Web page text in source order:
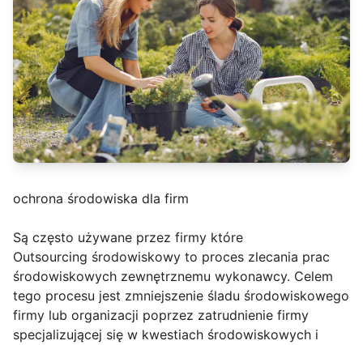
ochrona środowiska dla firm
Są często używane przez firmy które
Outsourcing środowiskowy to proces zlecania prac
środowiskowych zewnętrznemu wykonawcy. Celem
tego procesu jest zmniejszenie śladu środowiskowego
firmy lub organizacji poprzez zatrudnienie firmy
specjalizującej się w kwestiach środowiskowych i